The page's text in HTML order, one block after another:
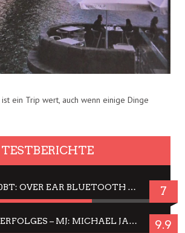
ist ein Trip wert, auch wenn einige Dinge
JBL TUNE 720BT: OVER EAR BLUETOOTH KOPFHÖRER UM DIE 50,-€ IM DAUER-TEST 7
WEGEN DES ERFOLGES – MJ: MICHAEL JACKSON MUSICAL IN EINER MATINEE SEHEN 9.9